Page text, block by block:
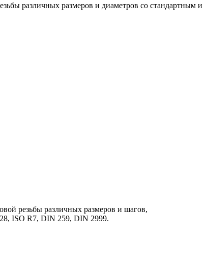
различных размеров и диаметров со стандартным и
резьбы различных размеров и шагов,
ISO R7, DIN 259, DIN 2999.